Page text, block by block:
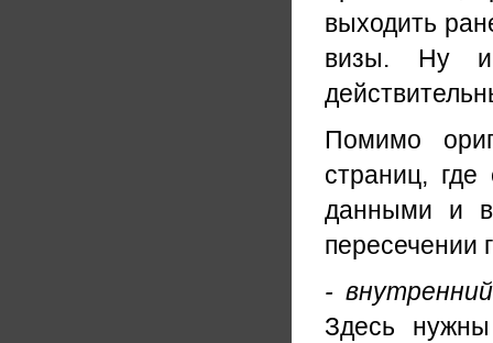
выходить
визы. Ну и
Помимо
страниц,
данными и
пересечении
-
Здесь